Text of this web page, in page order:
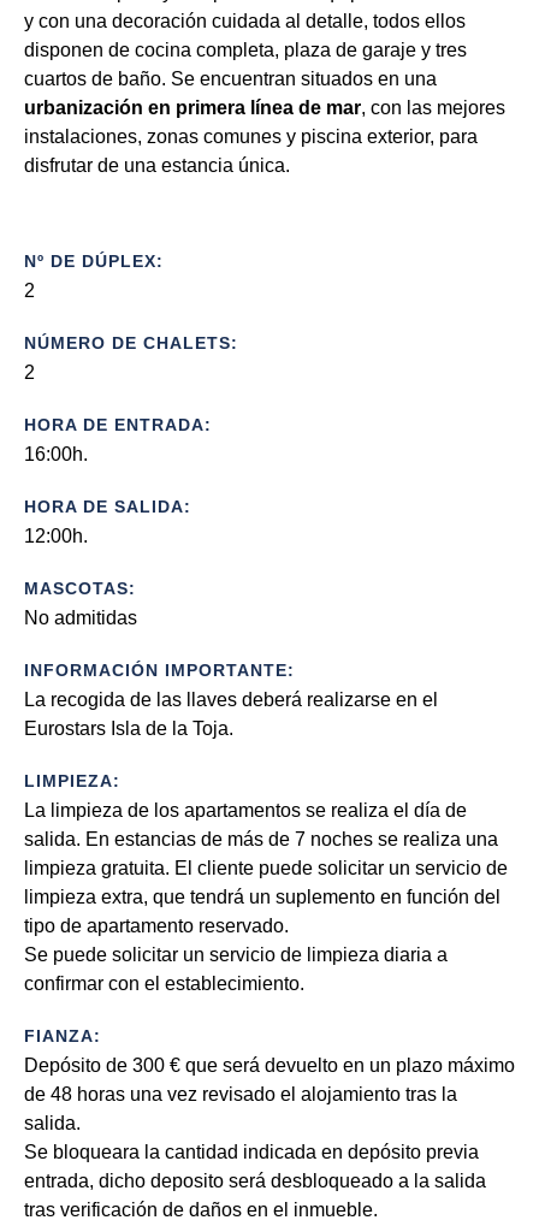
y con una decoración cuidada al detalle, todos ellos
disponen de cocina completa, plaza de garaje y tres
cuartos de baño. Se encuentran situados en una
urbanización en primera línea de mar, con las mejores
instalaciones, zonas comunes y piscina exterior, para
disfrutar de una estancia única.
Nº DE DÚPLEX:
2
NÚMERO DE CHALETS:
2
HORA DE ENTRADA:
16:00h.
HORA DE SALIDA:
12:00h.
MASCOTAS:
No admitidas
INFORMACIÓN IMPORTANTE:
La recogida de las llaves deberá realizarse en el
Eurostars Isla de la Toja.
LIMPIEZA:
La limpieza de los apartamentos se realiza el día de
salida. En estancias de más de 7 noches se realiza una
limpieza gratuita. El cliente puede solicitar un servicio de
limpieza extra, que tendrá un suplemento en función del
tipo de apartamento reservado.
Se puede solicitar un servicio de limpieza diaria a
confirmar con el establecimiento.
FIANZA:
Depósito de 300 € que será devuelto en un plazo máximo
de 48 horas una vez revisado el alojamiento tras la
salida.
Se bloqueara la cantidad indicada en depósito previa
entrada, dicho deposito será desbloqueado a la salida
tras verificación de daños en el inmueble.